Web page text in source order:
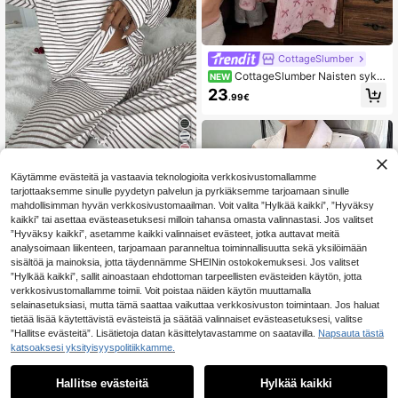
EU Warehouse
SHEIN Naisten rento r
aidallinen kuviollinen väljä istuvuus
pyöreä kaula-aukkoinen pitkähihai
nen pyjama-setti
#3 Myydyimmät
17.49€
CottageSlumber
NEW CottageSlumber Naisten syks
y/talvi Ins-tyylinen söpö rusettikuos
inen pehmoinen pitkähihainen kotia
23.99€
EU Warehouse Söpö sarjakuvakarhu
0
Käytämme evästeitä ja vastaavia teknologioita verkkosivustomallamme
tarjottaaksemme sinulle pyydetyn palvelun ja pyrkiäksemme tarjoamaan sinulle
mahdollisimman hyvän verkkosivustomaailman. Voit valita ”Hylkää kaikki”, ”Hyväksy
kaikki” tai asettaa evästeasetuksesi milloin tahansa omasta valinnastasi. Jos valitset
”Hyväksy kaikki”, asetamme kaikki valinnaiset evästeet, jotka auttavat meitä
analysoimaan liikenteen, tarjoamaan paranneltua toiminnallisuutta sekä yksilöimään
sisältöä ja mainoksia, jotta täydennämme SHEINin ostokokemuksesi. Jos valitset
”Hylkää kaikki”, sallit ainoastaan ehdottoman tarpeellisten evästeiden käytön, jotta
verkkosivustomallamme toimii. Voit poistaa näiden käytön muuttamalla
selainasetuksiasi, mutta tämä saattaa vaikuttaa verkkosivuston toimintaan. Jos haluat
tietää lisää käytettävistä evästeistä ja säätää valinnaiset evästeasetuksesi, valitse
”Hallitse evästeitä”. Lisätietoja datan käsittelytavastamme on saatavilla. Napsauta tästä
katsoaksesi yksityisyyspolitiikkamme.
Hallitse evästeitä Hylkää kaikki